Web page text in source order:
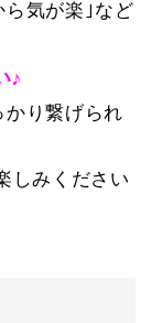
ら気が楽｣など
♪
り繋げられ
しみください